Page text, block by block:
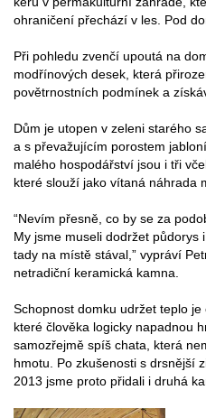
ohraničení přechází v les. Pod
Při pohledu zvenčí upoutá na
modřínových desek, která
povětrnostních podmínek a
Dům je utopen v zeleni starého
a s převažujícím porostem
malého hospodářství jsou i tři
které slouží jako vítaná náhrada
“Nevím přesně, co by se za
My jsme museli dodržet půdorys
tady na místě stával,” vypráví
netradiční keramická kamna.
Schopnost domku udržet teplo je
které člověka logicky napadnou
samozřejmě spíš chata, která
hmotu. Po zkušenosti s drsnější
2013 jsme proto přidali i druhá